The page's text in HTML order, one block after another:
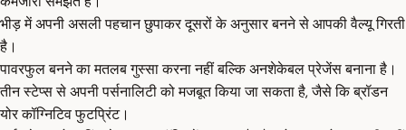
भीड़ में अपनी असली पहचान छुपाकर दूसरों के अनुसार बनने से आपकी वैल्यू गिरती
है।
पावरफुल बनने का मतलब गुस्सा करना नहीं बल्कि अनशेकेबल प्रेजेंस बनाना है।
तीन स्टेप्स से अपनी पर्सनालिटी को मजबूत किया जा सकता है, जैसे कि ब्रॉडन
योर कॉग्निटिव फुटप्रिंट।